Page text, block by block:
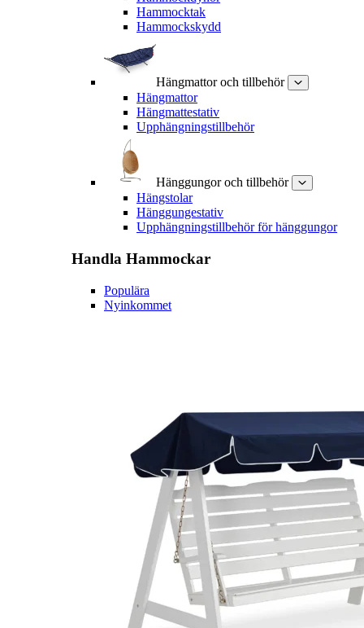
Hammocktak
Hammockskydd
Hängmattor och tillbehör
Hängmattor
Hängmattestativ
Upphängningstillbehör
Hänggungor och tillbehör
Hängstolar
Hänggungestativ
Upphängningstillbehör för hänggungor
Handla Hammockar
Populära
Nyinkommet